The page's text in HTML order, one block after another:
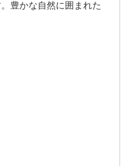
豊かな自然に囲まれた